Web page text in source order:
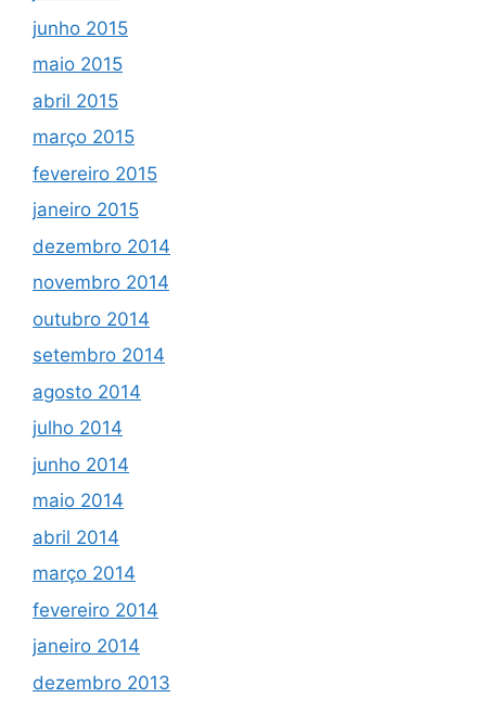
junho 2015
maio 2015
abril 2015
março 2015
fevereiro 2015
janeiro 2015
dezembro 2014
novembro 2014
outubro 2014
setembro 2014
agosto 2014
julho 2014
junho 2014
maio 2014
abril 2014
março 2014
fevereiro 2014
janeiro 2014
dezembro 2013